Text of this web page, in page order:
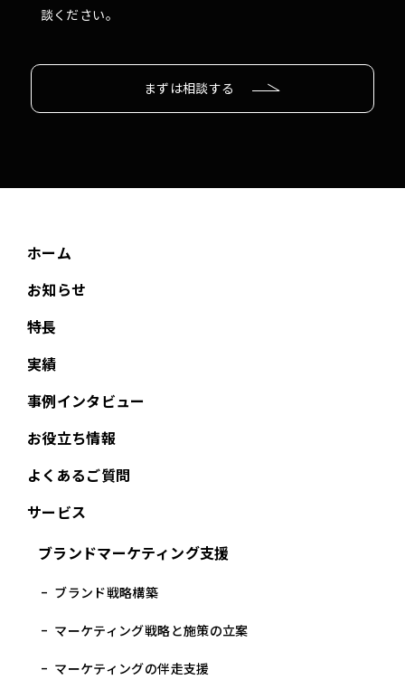
談ください。
まずは相談する
ホーム
お知らせ
特長
実績
事例インタビュー
お役立ち情報
よくあるご質問
サービス
ブランドマーケティング支援
ブランド戦略構築
マーケティング戦略と施策の立案
マーケティングの伴走支援